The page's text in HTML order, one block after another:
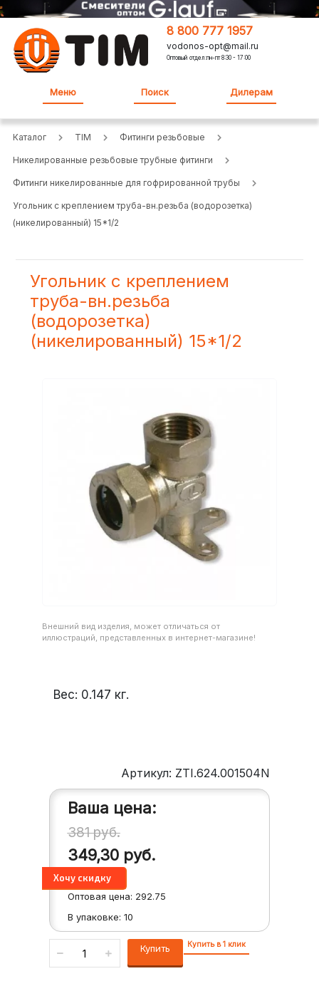
8 800 777 1957
vodonos-opt@mail.ru
Оптовый отдел:пн-пт 8:30 - 17:00
Меню Поиск Дилерам
Каталог TIM Фитинги резьбовые
Никелированные резьбовые трубные фитинги
Фитинги никелированные для гофрированной трубы
Угольник с креплением труба-вн.резьба (водорозетка)
(никелированный) 15*1/2
Угольник с креплением
труба-вн.резьба
(водорозетка)
(никелированный) 15*1/2
Внешний вид изделия, может отличаться от
иллюстраций, представленных в интернет-магазине!
Вес: 0.147 кг.
Артикул: ZTI.624.001504N
Ваша цена:
381руб.
349,30 руб.
Оптовая цена: 292.75
В упаковке: 10
Купить Купить в 1 клик